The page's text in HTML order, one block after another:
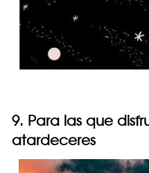
9. Para las que
atardeceres